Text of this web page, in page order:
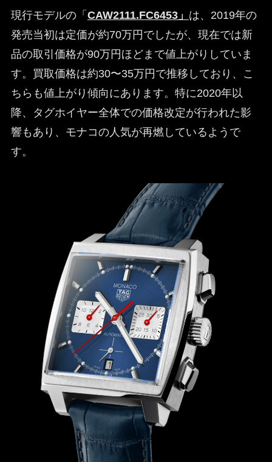
現行モデルの「 CAW2111.FC6453」 は、2019年の
発売当初は定価が約70万円でしたが、現在では新
品の取引価格が90万円ほどまで値上がりしていま
す。買取価格は約30〜35万円で推移しており、こ
ちらも値上がり傾向にあります。特に2020年以
降、タグホイヤー全体での価格改定が行われた影
響もあり、モナコの人気が再燃しているようで
す。